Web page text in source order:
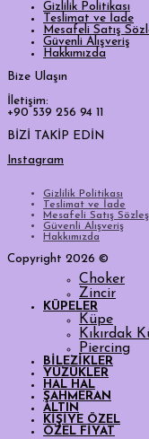
Gizlilik Politikası
Teslimat ve İade
Mesafeli Satış
Güvenli Alışveriş
Hakkımızda
Bize Ulaşın
İletişim:
+90 539 256 94 11
BİZİ TAKİP EDİN
Instagram
Gizlilik Politikası
Teslimat ve İade
Mesafeli Satış
Güvenli Alışveriş
Hakkımızda
Copyright 2026 ©
Choker
Zincir
KÜPELER
Küpe
Kıkırdak
Piercing
BİLEZİKLER
YÜZÜKLER
HAL HAL
ŞAHMERAN
ALTIN
KİŞİYE ÖZEL
ÖZEL FİYAT